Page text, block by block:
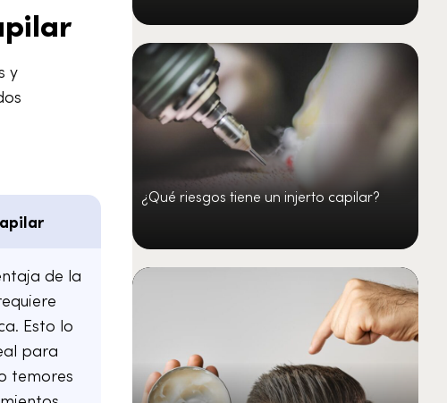
y
de la
Esto lo
para
temores
¿Qué riesgos tiene un injerto capilar?